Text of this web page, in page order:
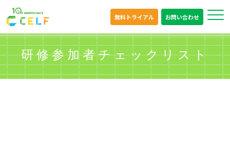
無料トライアル お問い合わせ
研修参加者チェックリスト